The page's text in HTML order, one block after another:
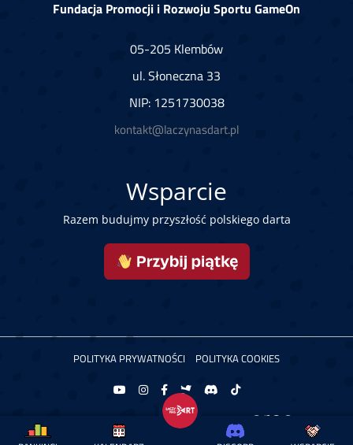
Fundacja Promocji i Rozwoju Sportu GameOn
05-205 Klembów
ul. Słoneczna 33
NIP: 1251730038
kontakt@laczynasdart.pl
Wsparcie
Razem budujmy przyszłość polskiego darta
POLITYKA PRYWATNOŚCI POLITYKA COOKIES
Copyright © 2026 Łączy Nas Dart. Powered by